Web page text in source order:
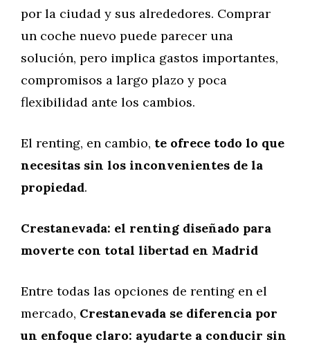
por la ciudad y sus alrededores. Comprar
un coche nuevo puede parecer una
solución, pero implica gastos importantes,
compromisos a largo plazo y poca
flexibilidad ante los cambios.
El renting, en cambio, te ofrece todo lo que
necesitas sin los inconvenientes de la
propiedad.
Crestanevada: el renting diseñado para
moverte con total libertad en Madrid
Entre todas las opciones de renting en el
mercado, Crestanevada se diferencia por
un enfoque claro: ayudarte a conducir sin